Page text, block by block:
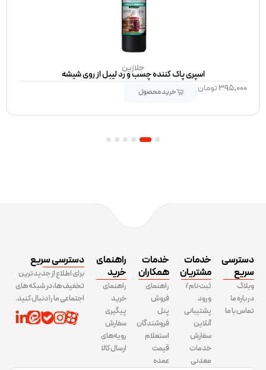
جلازین
اسپری پاک کننده چسب و رد لیبل از روی شیشه
۳۹۵,۰۰۰تومان خرید محصول
2
دسترسی
سریع
وبلاگ
درباره ما
تماس با ما
خدمات
مشتریان
ثبت نام /
ورود
پشتیبانی
آنلاین
سفارش
خدمات
معدنی
خدمات
همکاران
راهنمای
فروش
پنل
فروشندگان
استعلام
قیمت
عمده
راهنمای
خرید
راهنمای
خرید
پیگیری
سفارش
رویه‌های
ارسال کالا
دسترسی سریع
برای اطلاع از جدیدترین
تخفیف ها، در شبکه های
اجتماعی ما را دنبال کنید.